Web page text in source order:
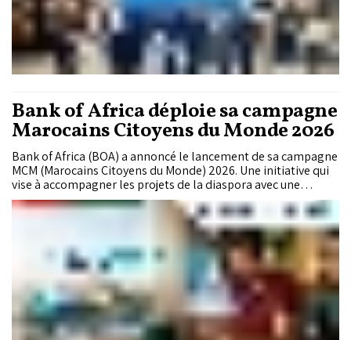
Bank of Africa déploie sa campagne
Marocains Citoyens du Monde 2026
Bank of Africa (BOA) a annoncé le lancement de sa campagne
MCM (Marocains Citoyens du Monde) 2026. Une initiative qui
vise à accompagner les projets de la diaspora avec une
plateforme de communication centrée autour du message
identitaire "Partout, le Maroc est en nous".